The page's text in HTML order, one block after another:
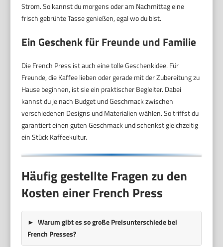
Strom. So kannst du morgens oder am Nachmittag eine
frisch gebrühte Tasse genießen, egal wo du bist.
Ein Geschenk für Freunde und Familie
Die French Press ist auch eine tolle Geschenkidee. Für
Freunde, die Kaffee lieben oder gerade mit der Zubereitung zu
Hause beginnen, ist sie ein praktischer Begleiter. Dabei
kannst du je nach Budget und Geschmack zwischen
verschiedenen Designs und Materialien wählen. So triffst du
garantiert einen guten Geschmack und schenkst gleichzeitig
ein Stück Kaffeekultur.
Häufig gestellte Fragen zu den
Kosten einer French Press
Warum gibt es so große Preisunterschiede bei
French Presses?